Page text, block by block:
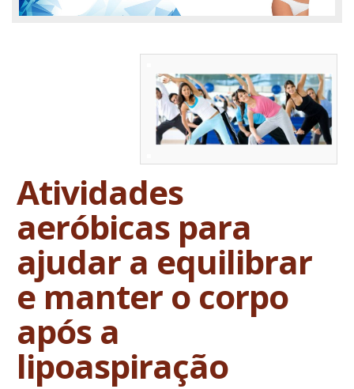
Atividades
aeróbicas para
ajudar a equilibrar
e manter o corpo
após a
lipoaspiração